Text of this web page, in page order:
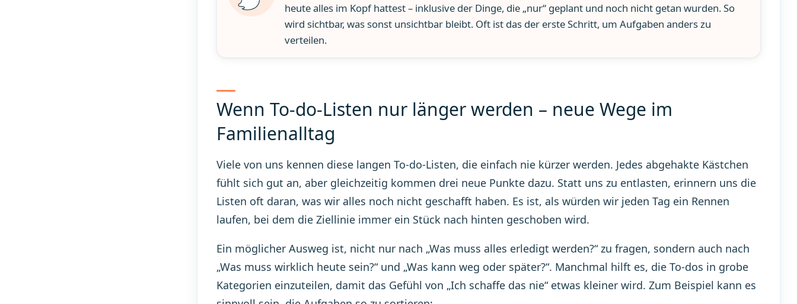
heute alles im Kopf hattest – inklusive der Dinge, die „nur“ geplant und noch nicht getan wurden. So
wird sichtbar, was sonst unsichtbar bleibt. Oft ist das der erste Schritt, um Aufgaben anders zu
verteilen.
Wenn To-do-Listen nur länger werden – neue Wege im
Familienalltag
Viele von uns kennen diese langen To-do-Listen, die einfach nie kürzer werden. Jedes abgehakte Kästchen
fühlt sich gut an, aber gleichzeitig kommen drei neue Punkte dazu. Statt uns zu entlasten, erinnern uns die
Listen oft daran, was wir alles noch nicht geschafft haben. Es ist, als würden wir jeden Tag ein Rennen
laufen, bei dem die Ziellinie immer ein Stück nach hinten geschoben wird.
Ein möglicher Ausweg ist, nicht nur nach „Was muss alles erledigt werden?“ zu fragen, sondern auch nach
„Was muss wirklich heute sein?“ und „Was kann weg oder später?“. Manchmal hilft es, die To-dos in grobe
Kategorien einzuteilen, damit das Gefühl von „Ich schaffe das nie“ etwas kleiner wird. Zum Beispiel kann es